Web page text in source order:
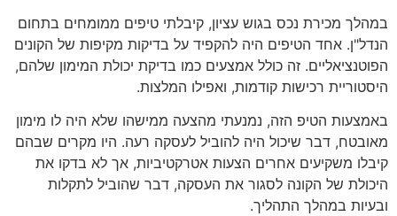
במהלך מכירת נכס בגוש עציון, קיבלתי טיפים ממומחים בתחום
הנדל"ן. אחד הטיפים היה להקפיד על בדיקות מקיפות של הקונים
הפוטנציאליים. זה כולל אמצעים כמו בדיקת יכולת המימון שלהם,
היסטוריית רכישות קודמות, ואפילו המלצות.
באמצעות הטיפ הזה, נמנעתי מהצעה ממישהו שלא היה לו מימון
מאובטח, דבר שיכול היה להוביל לעסקה רעה. היו מקרים שבהם
קיבלו משקיעים אחרים הצעות אטרקטיביות, אך לא בדקו את
היכולת של הקונה לסגור את העסקה, דבר שהוביל לתקלות
ובעיות במהלך התהליך.